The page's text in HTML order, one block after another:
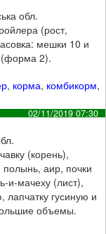
обл.
(рост,
мешки 10 и
(форма 2).
, корма, комбикорм,
02/11/2019 07:30
(корень),
полынь, аир, почки
и-мачеху (лист),
лапчатку гусиную и
объемы.